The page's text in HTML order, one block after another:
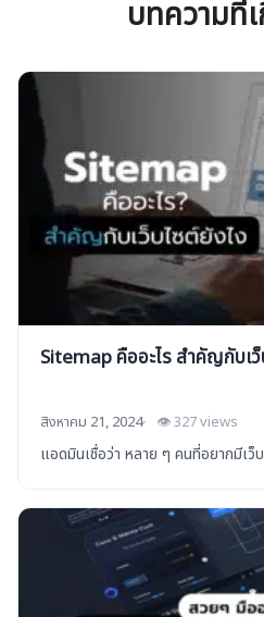
บทความที่
Sitemap คืออะไร สำคัญกับเว็
สิงหาคม 21, 2024 👁 327 views
แอดมินเชื่อว่า หลาย ๆ คนที่อยากมีเว็